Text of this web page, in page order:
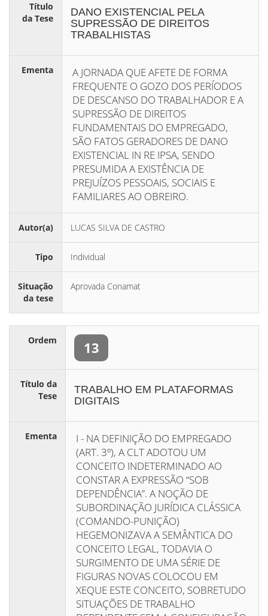
Título
da Tese
DANO EXISTENCIAL PELA
SUPRESSÃO DE DIREITOS
TRABALHISTAS
Ementa
A JORNADA QUE AFETE DE FORMA
FREQUENTE O GOZO DOS PERÍODOS
DE DESCANSO DO TRABALHADOR E A
SUPRESSÃO DE DIREITOS
FUNDAMENTAIS DO EMPREGADO,
SÃO FATOS GERADORES DE DANO
EXISTENCIAL IN RE IPSA, SENDO
PRESUMIDA A EXISTÊNCIA DE
PREJUÍZOS PESSOAIS, SOCIAIS E
FAMILIARES AO OBREIRO.
Autor(a) LUCAS SILVA DE CASTRO
Tipo Individual
Situação
da tese
Aprovada Conamat
Ordem 13
Título da
Tese
TRABALHO EM PLATAFORMAS
DIGITAIS
Ementa
I - NA DEFINIÇÃO DO EMPREGADO
(ART. 3º), A CLT ADOTOU UM
CONCEITO INDETERMINADO AO
CONSTAR A EXPRESSÃO “SOB
DEPENDÊNCIA”. A NOÇÃO DE
SUBORDINAÇÃO JURÍDICA CLÁSSICA
(COMANDO-PUNIÇÃO)
HEGEMONIZAVA A SEMÂNTICA DO
CONCEITO LEGAL, TODAVIA O
SURGIMENTO DE UMA SÉRIE DE
FIGURAS NOVAS COLOCOU EM
XEQUE ESTE CONCEITO, SOBRETUDO
SITUAÇÕES DE TRABALHO